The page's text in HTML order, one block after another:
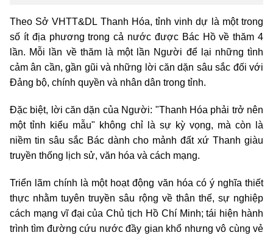
Theo Sở VHTT&DL Thanh Hóa, tỉnh vinh dự là một trong
số ít địa phương trong cả nước được Bác Hồ về thăm 4
lần. Mỗi lần về thăm là một lần Người để lại những tình
cảm ân cần, gần gũi và những lời căn dặn sâu sắc đối với
Đảng bộ, chính quyền và nhân dân trong tỉnh.
Đặc biệt, lời căn dặn của Người: "Thanh Hóa phải trở nên
một tỉnh kiểu mẫu" không chỉ là sự kỳ vọng, mà còn là
niềm tin sâu sắc Bác dành cho mảnh đất xứ Thanh giàu
truyền thống lịch sử, văn hóa và cách mạng.
Triển lãm chính là một hoạt động văn hóa có ý nghĩa thiết
thực nhằm tuyên truyền sâu rộng về thân thế, sự nghiệp
cách mạng vĩ đại của Chủ tịch Hồ Chí Minh; tái hiện hành
trình tìm đường cứu nước đầy gian khổ nhưng vô cùng vẻ